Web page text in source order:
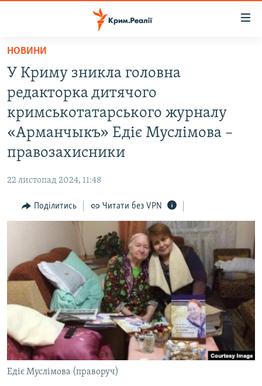
Перейти
основного
матеріалу
Перейти
до
основної
навігації
Перейти
до
ВОДА.КРИМ
ВІДЕО ТА ФОТО
ПОЛІТИКА
БЛОГИ
ВСЕ ЗА ДЕНЬ
ДЕПОРТАЦІЯ
ВІДЕОУРОКИ «ELIFBE»
СВІДЧЕННЯ ОКУПАЦІЇ
УКРАЇНСЬКА ПРОБЛЕМА КРИМУ
ІНФОГРАФІКА
ЯК ОБІЙТИ БЛОКУВАННЯ
Русский
Qırımtatar
ДОЛУЧАЙСЯ!
НОВИНИ
У Криму зникла головна
редакторка дитячого
кримськотатарського журналу
«Арманчыкъ» Едіє Муслімова –
правозахисники
22 листопад 2024, 11:48
Поділитись Читати без VPN
Едіє Муслімова (праворуч)